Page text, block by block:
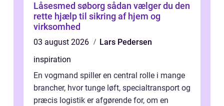
Låsesmed søborg sådan vælger du den
rette hjælp til sikring af hjem og
virksomhed
03 august 2026
Lars Pedersen
inspiration
En vogmand spiller en central rolle i mange
brancher, hvor tunge løft, specialtransport og
præcis logistik er afgørende for, om en